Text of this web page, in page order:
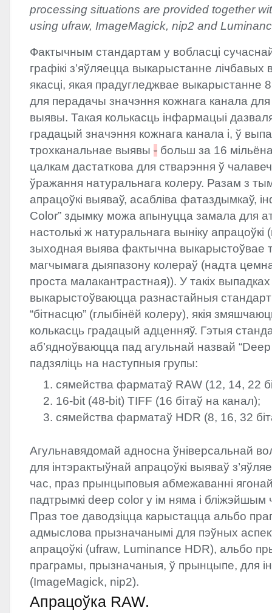
processing situations are provided together
using ufraw, ImageMagick, nip2 and
Фактычным стандартам у вобласці
графікі з’яўляецца выкарыстанне лічбавых
якасці, якая прадугледжвае выкарыстанне
для перадачы значэння кожнага канала для
выявы. Такая колькасць інфармацыі
градацый значэння кожнага канала і, ў
трохканальнае выявы - больш за 16
цалкам дастаткова для стварэння ў
ўражання натуральнага колеру. Разам з
апрацоўкі выяваў, асабліва фатаздымкаў,
Color” здымку можа апынуцца замала для
настолькі ж натуральнага выніку апрацоўкі
зыходная выява фактычна выкарыстоўвае
магчымага дыяпазону колераў (надта
проста малакантрастная)). У такіх выпадках
выкарыстоўваюцца разнастайныя
“бітнасцю” (глыбінёй колеру), якія
колькасць градацый адценняў. Гэтыя
аб’ядноўваюцца пад агульнай назвай
падзяліць на наступныя групы:
сямейства фарматаў RAW (12, 14, 22
16-bit (48-bit)TIFF (16 бітаў на канал);
сямейства фарматаў HDR (8, 16, 32
Агульнавядомай адносна ўніверсальнай
для інтэрактыўнай апрацоўкі выяваў
час, праз прынцыповыя абмежаванні ягонай
падтрымкі deep color у ім няма і бліжэйшым
Праз тое даводзіцца карыстацца альбо
адмыслова прызначанымі для пэўных
апрацоўкі (ufraw, Luminance HDR), альбо
праграмы, прызначаныя, ў прынцыпе, для
(ImageMagick, nip2).
Апрацоўка RAW.